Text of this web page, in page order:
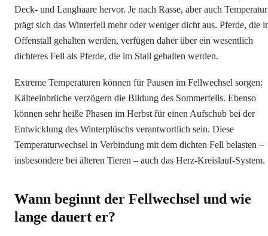
Deck- und Langhaare hervor. Je nach Rasse, aber auch Temperatur
prägt sich das Winterfell mehr oder weniger dicht aus. Pferde, die
Offenstall gehalten werden, verfügen daher über ein wesentlich
dichteres Fell als Pferde, die im Stall gehalten werden.
Extreme Temperaturen können für Pausen im Fellwechsel sorgen:
Kälteeinbrüche verzögern die Bildung des Sommerfells. Ebenso
können sehr heiße Phasen im Herbst für einen Aufschub bei der
Entwicklung des Winterplüschs verantwortlich sein. Diese
Temperaturwechsel in Verbindung mit dem dichten Fell belasten –
insbesondere bei älteren Tieren – auch das Herz-Kreislauf-System.
Wann beginnt der Fellwechsel und wie
lange dauert er?